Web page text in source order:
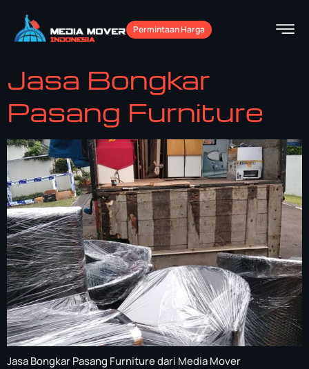
Permintaan Harga
Jasa Bongkar
Pasang Furniture
Jasa Bongkar Pasang Furniture dari Media Mover